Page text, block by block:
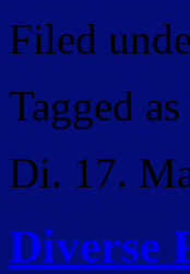
Filed
Tagged as
Di. 17.
Diverse